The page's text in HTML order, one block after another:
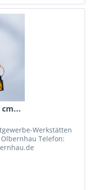
Werkstätten
Telefon: